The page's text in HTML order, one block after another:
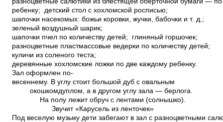
ребенку; детский стол с хохломской росписью;
шапочки насекомых: божьи коровки, жучки, бабочки и т. д.;
зеленый воздушный шарик;
шапочки пчел по количеству детей; глиняный горшочек;
разноцветные пластмассовые ведерки по количеству детей;
куличи из соленого теста;
деревянные хохломские ложки по две каждому ребенку.
Зал оформлен по­
весеннему. В углу стоит большой дуб с овальным
окошком­дуплом, а в другом углу зала — берлога.
На полу лежит обруч с лентами (солнышко).
Звучит «Карусель из ленточек»
Под веселую музыку дети забегают в зал с разноцветными